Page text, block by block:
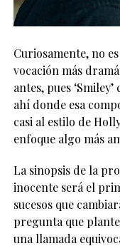
Curiosamente, no
vocación más
antes, pues
ahí donde esa
casi al estilo de
enfoque algo más
La sinopsis de la
inocente será el
sucesos que
pregunta que
una llamada